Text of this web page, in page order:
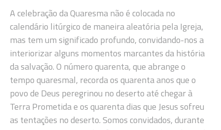
A celebração da Quaresma não é colocada no
calendário litúrgico de maneira aleatória pela Igreja,
mas tem um significado profundo, convidando-nos a
interiorizar alguns momentos marcantes da história
da salvação. O número quarenta, que abrange o
tempo quaresmal, recorda os quarenta anos que o
povo de Deus peregrinou no deserto até chegar à
Terra Prometida e os quarenta dias que Jesus sofreu
as tentações no deserto. Somos convidados, durante